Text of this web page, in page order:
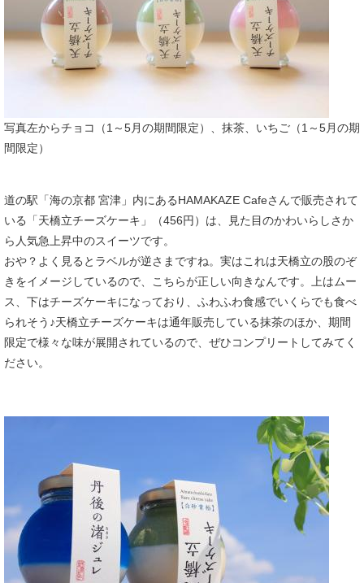
写真左からチョコ（1～5月の期間限定）、抹茶、いちご（1～5月の期
間限定）
道の駅「海の京都 宮津」内にあるHAMAKAZE Cafeさんで販売されて
いる「天橋立チーズケーキ」（456円）は、見た目のかわいらしさか
ら人気急上昇中のスイーツです。
おや？よく見るとラベルが逆さまですね。実はこれは天橋立の股のぞ
きをイメージしているので、こちらが正しい向きなんです。上はムー
ス、下はチーズケーキになっており、ふわふわ食感でいくらでも食べ
られそう♪天橋立チーズケーキは通年販売している抹茶のほか、期間
限定で様々な味が展開されているので、ぜひコンプリートしてみてく
ださい。